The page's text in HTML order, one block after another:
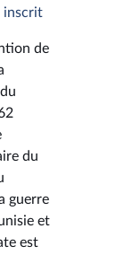
inscrit
de
du
guerre
et
est